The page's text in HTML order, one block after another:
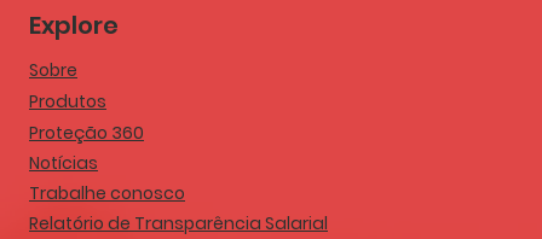
Explore
Sobre
Produtos
Proteção 360
Notícias
Trabalhe conosco
Relatório de Transparência Salarial